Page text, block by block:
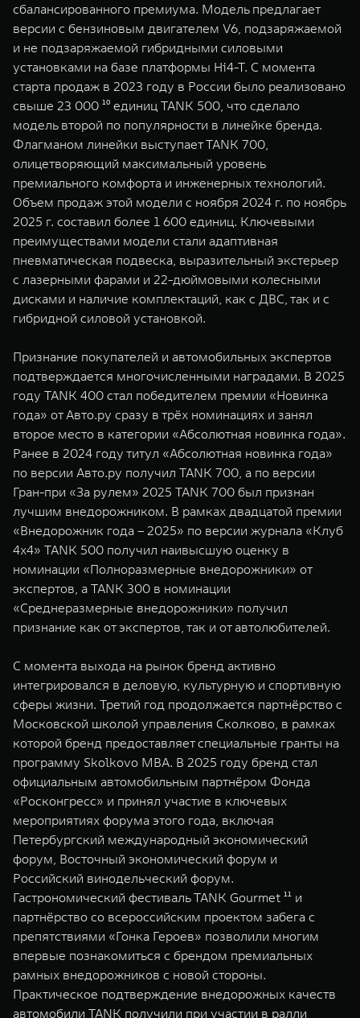
сбалансированного премиума. Модель предлагает
версии с бензиновым двигателем V6, подзаряжаемой
и не подзаряжаемой гибридными силовыми
установками на базе платформы Hi4-T. С момента
старта продаж в 2023 году в России было реализовано
свыше 23 000 ¹⁰ единиц TANK 500, что сделало
модель второй по популярности в линейке бренда.
Флагманом линейки выступает TANK 700,
олицетворяющий максимальный уровень
премиального комфорта и инженерных технологий.
Объем продаж этой модели с ноября 2024 г. по ноябрь
2025 г. составил более 1 600 единиц. Ключевыми
преимуществами модели стали адаптивная
пневматическая подвеска, выразительный экстерьер
с лазерными фарами и 22-дюймовыми колесными
дисками и наличие комплектаций, как с ДВС, так и с
гибридной силовой установкой.
Признание покупателей и автомобильных экспертов
подтверждается многочисленными наградами. В 2025
году TANK 400 стал победителем премии «Новинка
года» от Авто.ру сразу в трёх номинациях и занял
второе место в категории «Абсолютная новинка года».
Ранее в 2024 году титул «Абсолютная новинка года»
по версии Авто.ру получил TANK 700, а по версии
Гран-при «За рулем» 2025 TANK 700 был признан
лучшим внедорожником. В рамках двадцатой премии
«Внедорожник года – 2025» по версии журнала «Клуб
4x4» TANK 500 получил наивысшую оценку в
номинации «Полноразмерные внедорожники» от
экспертов, а TANK 300 в номинации
«Среднеразмерные внедорожники» получил
признание как от экспертов, так и от автолюбителей.
С момента выхода на рынок бренд активно
интегрировался в деловую, культурную и спортивную
сферы жизни. Третий год продолжается партнёрство с
Московской школой управления Сколково, в рамках
которой бренд предоставляет специальные гранты на
программу Skolkovo MBA. В 2025 году бренд стал
официальным автомобильным партнёром Фонда
«Росконгресс» и принял участие в ключевых
мероприятиях форума этого года, включая
Петербургский международный экономический
форум, Восточный экономический форум и
Российский винодельческий форум.
Гастрономический фестиваль TANK Gourmet ¹¹ и
партнёрство со всероссийским проектом забега с
препятствиями «Гонка Героев» позволили многим
впервые познакомиться с брендом премиальных
рамных внедорожников с новой стороны.
Практическое подтверждение внедорожных качеств
автомобили TANK получили при участии в ралли